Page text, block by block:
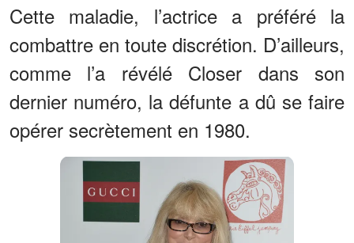
Cette maladie, l’actrice a préféré la
combattre en toute discrétion. D’ailleurs,
comme l’a révélé Closer dans son
dernier numéro, la défunte a dû se faire
opérer secrètement en 1980.